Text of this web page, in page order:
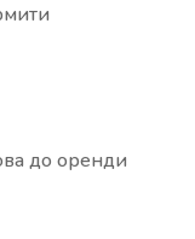
до оренди